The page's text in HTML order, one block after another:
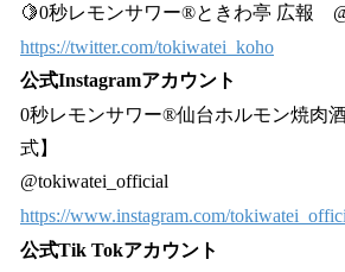
🍋0秒レモンサワー®ときわ亭 広報
https://twitter.com/tokiwatei_koho
公式Instagramアカウント
0秒レモンサワー®仙台ホルモン焼肉
式】
@tokiwatei_official
https://www.instagram.com/
公式Tik Tokアカウント